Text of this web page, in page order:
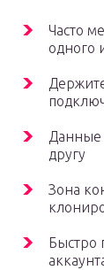
Часто
одного
Данные
другу
Зона
Быстро